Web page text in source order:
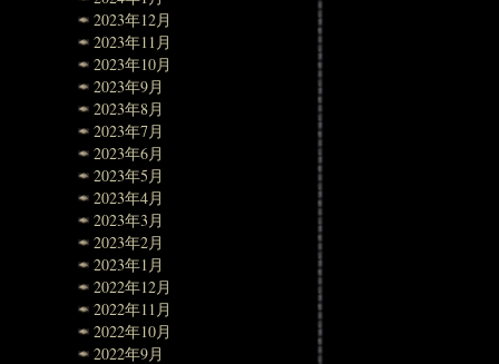
2023年12月
2023年11月
2023年10月
2023年9月
2023年8月
2023年7月
2023年6月
2023年5月
2023年4月
2023年3月
2023年2月
2023年1月
2022年12月
2022年11月
2022年10月
2022年9月